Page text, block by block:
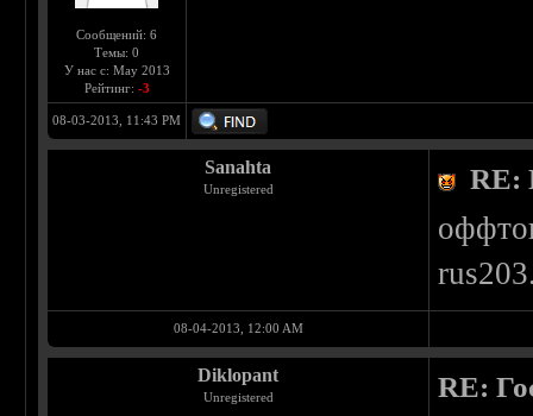
Сообщений: 6
Темы: 0
У нас с: May 2013
Рейтинг: -3
08-03-2013, 11:43 PM
Sanahta
Unregistered RE:
08-04-2013, 12:00 AM
Diklopant
Unregistered RE: